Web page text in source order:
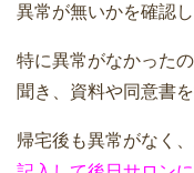
異常が無いかを確認し
特に異常がなかった
聞き、資料や同意書を
帰宅後も異常がなく、